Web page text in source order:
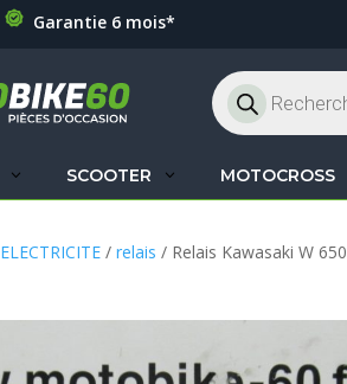
Garantie 6 mois*
Recherche
de
produits
SCOOTER MOTOCROSS
ELECTRICITE /relais / Relais Kawasaki W 650